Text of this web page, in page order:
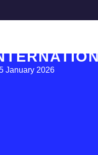
January 2026